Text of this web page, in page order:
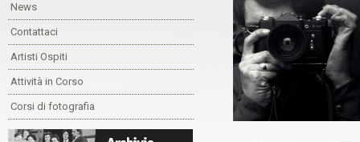
News
Contattaci
Artisti Ospiti
Attività in Corso
Corsi di fotografia